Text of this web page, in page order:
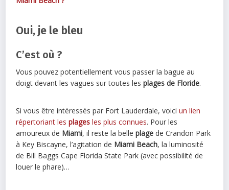
Oui, je le bleu
C’est où ?
Vous pouvez potentiellement vous passer la bague au
doigt devant les vagues sur toutes les plages de Floride.
Si vous être intéressés par Fort Lauderdale, voiciun lien
répertoriant les plages les plus connues. Pour les
amoureux de Miami, il reste la belle plage de Crandon Park
à Key Biscayne, l’agitation de Miami Beach, la luminosité
de Bill Baggs Cape Florida State Park (avec possibilité de
louer le phare)…